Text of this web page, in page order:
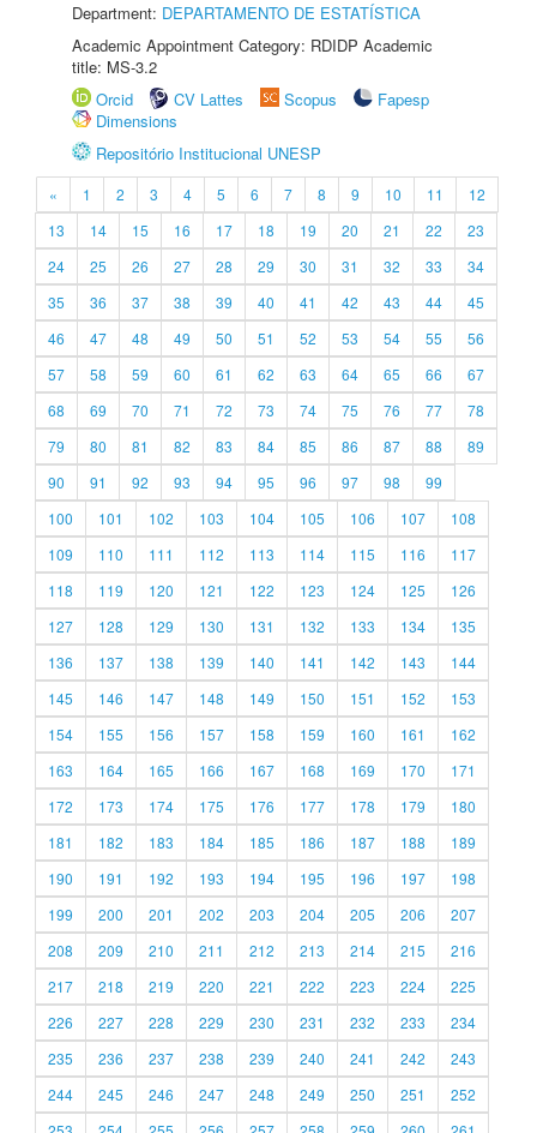
Department: DEPARTAMENTO DE ESTATÍSTICA
Academic Appointment Category: RDIDP Academic
title: MS-3.2
Orcid
CV Lattes Scopus
Fapesp
Dimensions
Repositório Institucional UNESP
« 1 2 3 4 5 6 7 8 9 10 11
12
13
14 15 16 17 18 19 20 21 22
23
24
25 26 27 28 29 30 31 32 33
34
35
36 37 38 39 40 41 42 43 44
45
46
47 48 49 50 51 52 53 54 55
56
57
58 59 60 61 62 63 64 65 66
67
68
69 70 71 72 73 74 75 76 77
78
79
80 81 82 83 84 85 86 87 88
89
90
91 92 93 94 95 96 97 98
99
100
101 102 103 104 105 106 107
108
109
110 111 112 113 114 115 116
117
118
119 120 121 122 123 124 125
126
127
128 129 130 131 132 133 134
135
136
137 138 139 140 141 142 143
144
145
146 147 148 149 150 151 152
153
154
155 156 157 158 159 160 161
162
163
164 165 166 167 168 169 170
171
172
173 174 175 176 177 178 179
180
181
182 183 184 185 186 187 188
189
190
191 192 193 194 195 196 197
198
199
200 201 202 203 204 205 206
207
208
209 210 211 212 213 214 215
216
217
218 219 220 221 222 223 224
225
226
227 228 229 230 231 232 233
234
235
236 237 238 239 240 241 242
243
244
245 246 247 248 249 250 251
252